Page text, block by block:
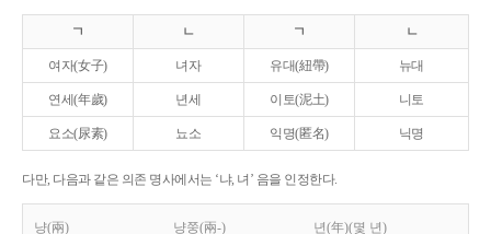
ㄱ ㄴ ㄱ ㄴ
여자(女子) 녀자 유대(紐帶) 뉴대
연세(年歲) 년세 이토(泥土) 니토
요소(尿素) 뇨소 익명(匿名) 닉명
다만, 다음과 같은 의존 명사에서는 ‘냐, 녀’ 음을 인정한다.
냥(兩) 냥쭝(兩-) 년(年)(몇 년)